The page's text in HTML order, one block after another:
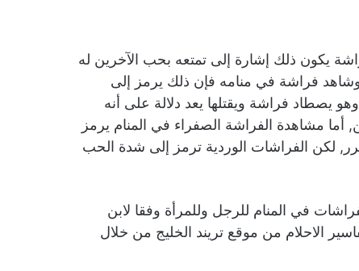
يكون ذلك إشارة إلى تمتعه بحب الآخرين له
فراشة في منامه فإن ذلك يرمز إلى
يصطاد فراشة ويقتلها يعد دلالة على أنه
أما مشاهدة الفراشة الصفراء في المنام يرمز
لكن الفراشات الوردية ترمز إلى شدة الحب
في المنام للرجل وللمرأة وفقا لابن
الاحلام من موقع تريند الخليج من خلال